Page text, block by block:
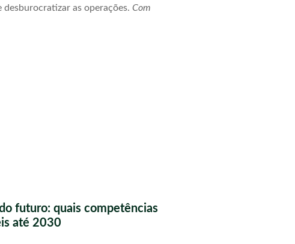
as operações. Com
futuro: quais competências
até 2030